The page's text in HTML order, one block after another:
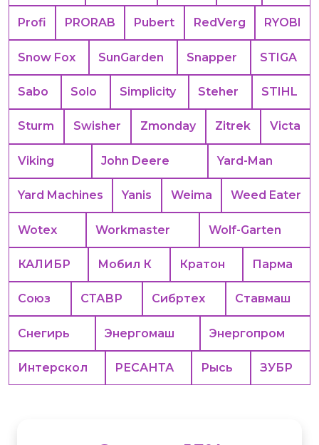
Profi PRORAB Pubert RedVerg RYOBI
Snow Fox SunGarden Snapper STIGA
Sabo Solo Simplicity Steher STIHL
Sturm Swisher Zmonday Zitrek Victa
Viking John Deere Yard-Man
Yard Machines Yanis Weima Weed Eater
Wotex Workmaster Wolf-Garten
КАЛИБР Мобил К Кратон Парма
Союз СТАВР Сибртех Ставмаш
Снегирь Энергомаш Энергопром
Интерскол РЕСАНТА Рысь ЗУБР